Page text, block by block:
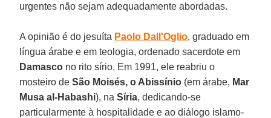
urgentes não sejam adequadamente abordadas.
A opinião é do jesuíta Paolo Dall'Oglio, graduado em
língua árabe e em teologia, ordenado sacerdote em
Damasco no rito sírio. Em 1991, ele reabriu o
mosteiro deSão Moisés, o Abissínio (em árabe, Mar
Musa al-Habashi), naSíria, dedicando-se
particularmente à hospitalidade e ao diálogo islamo-